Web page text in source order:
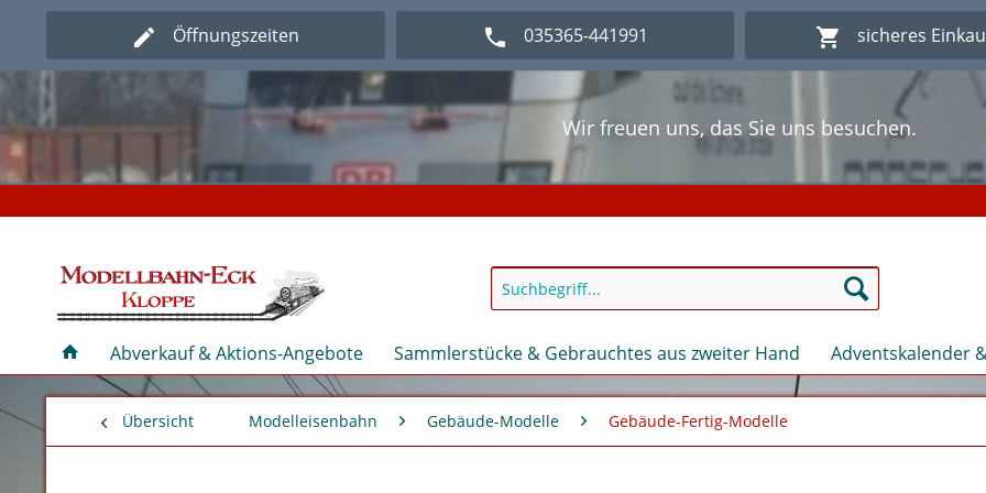
Öffnungszeiten 035365-441991 sicheres
Wir freuen uns, das Sie uns besuchen.
Herzlich Willkommen im Onlineshop Modellbahn - Eck
Wir freuen uns, das Sie uns besuchen.
Herzlich Willkommen im Onlineshop Modellbahn - Eck
Abverkauf & Aktions-Angebote Sammlerstücke & Gebrauchtes aus zweiter Hand Adventskalender
Übersicht Modelleisenbahn Gebäude-Modelle Gebäude-Fertig-Modelle